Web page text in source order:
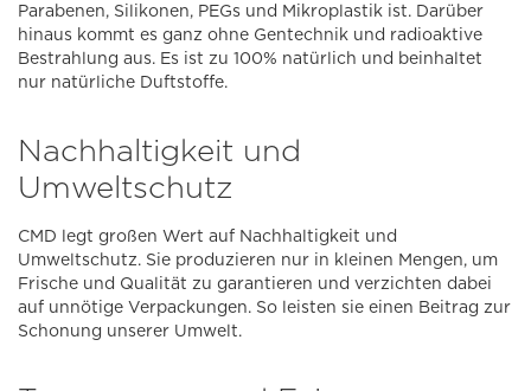
Parabenen, Silikonen, PEGs und Mikroplastik ist. Darüber
hinaus kommt es ganz ohne Gentechnik und radioaktive
Bestrahlung aus. Es ist zu 100% natürlich und beinhaltet
nur natürliche Duftstoffe.
Nachhaltigkeit und
Umweltschutz
CMD legt großen Wert auf Nachhaltigkeit und
Umweltschutz. Sie produzieren nur in kleinen Mengen, um
Frische und Qualität zu garantieren und verzichten dabei
auf unnötige Verpackungen. So leisten sie einen Beitrag zur
Schonung unserer Umwelt.